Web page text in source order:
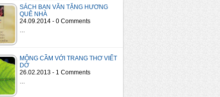
SÁCH BẠN VĂN TẶNG HƯƠNG
QUÊ NHÀ
24.09.2014 - 0 Comments
MỘNG CẦM VỚI TRANG THƠ VIẾT
DỞ
26.02.2013 - 1 Comments